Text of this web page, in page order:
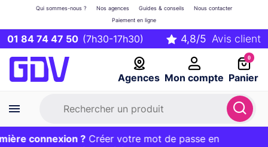
01 84 74 47 50 (7h30-17h30)
Agences Mon compte
Qui sommes-nous ? Nos agences Guides & conseils
Nous contacter
Paiement en ligne
0
Panier
Première commande ?20€ OFFERT sur votre panier
connexion ? Créer votre mot de passe en
EXCLU WEB :